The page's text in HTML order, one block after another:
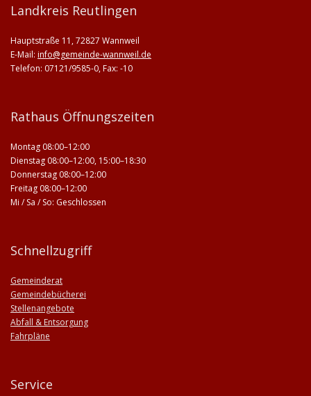
Landkreis Reutlingen
Hauptstraße 11, 72827 Wannweil
E-Mail: info@gemeinde-wannweil.de
Telefon: 07121/9585-0, Fax: -10
Rathaus Öffnungszeiten
Montag 08:00–12:00
Dienstag 08:00–12:00, 15:00–18:30
Donnerstag 08:00–12:00
Freitag 08:00–12:00
Mi / Sa / So: Geschlossen
Schnellzugriff
Gemeinderat
Gemeindebücherei
Stellenangebote
Abfall & Entsorgung
Fahrpläne
Service